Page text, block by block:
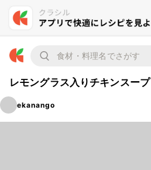
レモングラス入りチキンスープ
ekanango